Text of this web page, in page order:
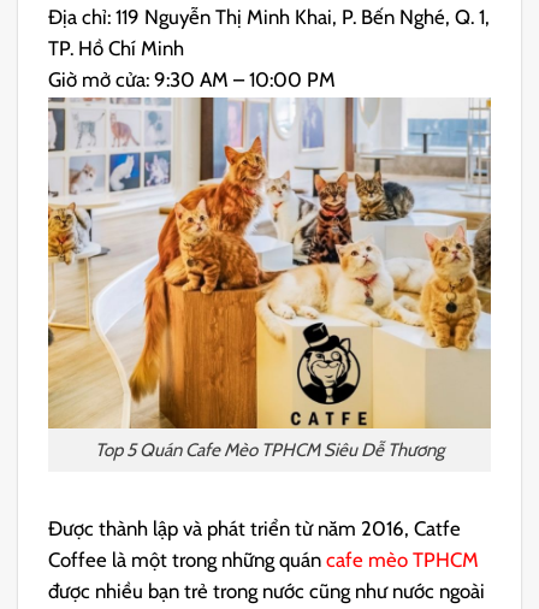
Địa chỉ: 119 Nguyễn Thị Minh Khai, P. Bến Nghé, Q. 1,
TP. Hồ Chí Minh
Giờ mở cửa: 9:30 AM – 10:00 PM
Top 5 Quán Cafe Mèo TPHCM Siêu Dễ Thương
Được thành lập và phát triển từ năm 2016, Catfe
Coffee là một trong những quáncafe mèo TPHCM
được nhiều bạn trẻ trong nước cũng như nước ngoài